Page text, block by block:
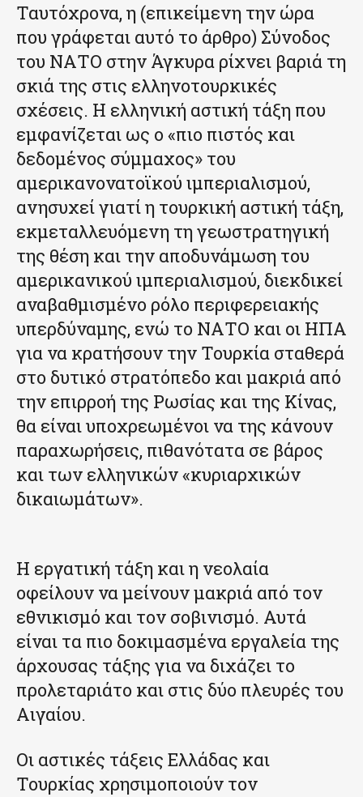
Ταυτόχρονα, η (επικείμενη την ώρα
που γράφεται αυτό το άρθρο) Σύνοδος
του ΝΑΤΟ στην Άγκυρα ρίχνει βαριά τη
σκιά της στις ελληνοτουρκικές
σχέσεις. Η ελληνική αστική τάξη που
εμφανίζεται ως ο «πιο πιστός και
δεδομένος σύμμαχος» του
αμερικανονατοϊκού ιμπεριαλισμού,
ανησυχεί γιατί η τουρκική αστική τάξη,
εκμεταλλευόμενη τη γεωστρατηγική
της θέση και την αποδυνάμωση του
αμερικανικού ιμπεριαλισμού, διεκδικεί
αναβαθμισμένο ρόλο περιφερειακής
υπερδύναμης, ενώ το ΝΑΤΟ και οι ΗΠΑ
για να κρατήσουν την Τουρκία σταθερά
στο δυτικό στρατόπεδο και μακριά από
την επιρροή της Ρωσίας και της Κίνας,
θα είναι υποχρεωμένοι να της κάνουν
παραχωρήσεις, πιθανότατα σε βάρος
και των ελληνικών «κυριαρχικών
δικαιωμάτων».
Η εργατική τάξη και η νεολαία
οφείλουν να μείνουν μακριά από τον
εθνικισμό και τον σοβινισμό. Αυτά
είναι τα πιο δοκιμασμένα εργαλεία της
άρχουσας τάξης για να διχάζει το
προλεταριάτο και στις δύο πλευρές του
Αιγαίου.
Οι αστικές τάξεις Ελλάδας και
Τουρκίας χρησιμοποιούν τον